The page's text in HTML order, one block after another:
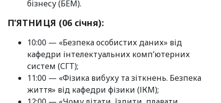
бізнесу (БЕМ).
П’ЯТНИЦЯ (06 січня):
10:00 — «Безпека особистих даних» від
кафедри інтелектуальних комп’ютерних
систем (СГТ);
11:00 — «Фізика вибуху та зіткнень. Безпека
життя» від кафедри фізики (ІКМ);